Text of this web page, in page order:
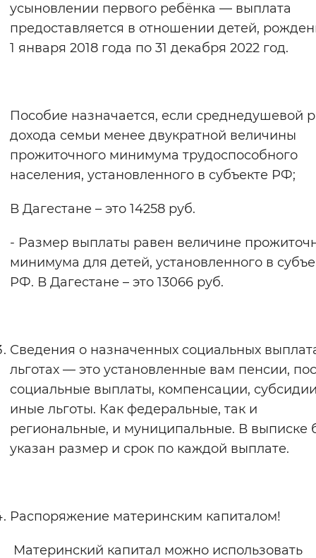
усыновлении первого ребёнка — выплата
предоставляется в отношении детей,
1 января 2018 года по 31 декабря 2022 год.
Пособие назначается, если среднедушевой
дохода семьи менее двукратной величины
прожиточного минимума трудоспособного
населения, установленного в субъекте РФ;
В Дагестане – это 14258 руб.
- Размер выплаты равен величине
минимума для детей, установленного в
РФ. В Дагестане – это 13066 руб.
Сведения о назначенных социальных
льготах — это установленные вам пенсии,
социальные выплаты, компенсации,
иные льготы. Как федеральные, так и
региональные, и муниципальные. В выписке
указан размер и срок по каждой выплате.
Распоряжение материнским капиталом!
Материнский капитал можно использовать